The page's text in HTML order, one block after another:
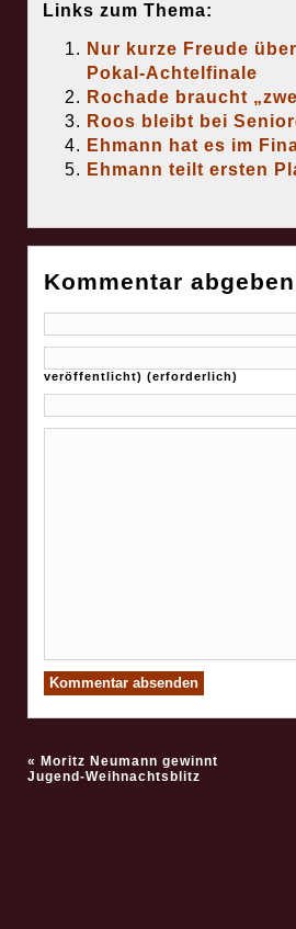
Links zum Thema:
Nur kurze Freude
Pokal-Achtelfinale
Rochade braucht
Roos bleibt bei
Ehmann hat es im
Ehmann teilt ersten
Kommentar abgeben
veröffentlicht) (erforderlich)
« Moritz Neumann gewinnt
Jugend-Weihnachtsblitz